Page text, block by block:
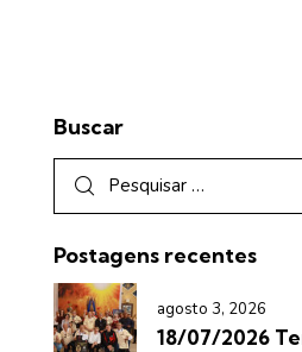
Buscar
Postagens recentes
agosto 3, 2026
18/07/2026